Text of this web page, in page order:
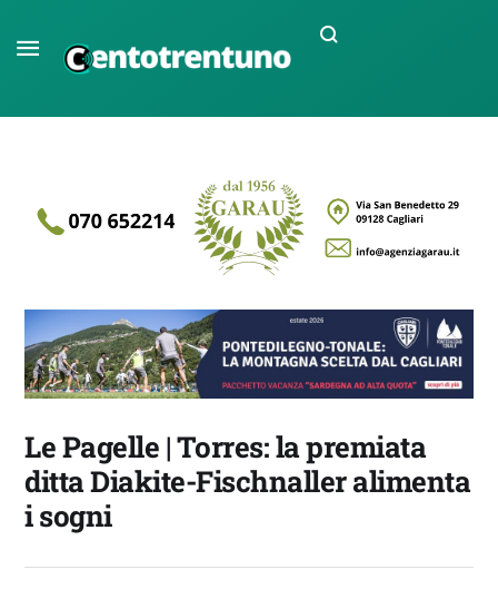
Le Pagelle | Torres: la premiata
ditta Diakite-Fischnaller alimenta
i sogni